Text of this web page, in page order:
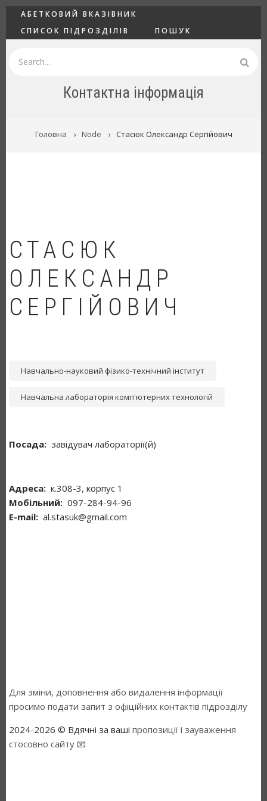
Перейти
основного
ГОЛОВНЕ
АБЕТКОВИЙ ВКАЗІВНИК
СПИСОК ПІДРОЗДІЛІВ
ПОШУК
Контактна інформація
РЯДОК
Головна Node Стасюк Олександр Сергійович
СТАСЮК
ОЛЕКСАНДР
СЕРГІЙОВИЧ
Навчально-науковий фізико-технічний інститут
Навчальна лабораторія комп'ютерних технологій
Посада завідувач лабораторії(й)
Адреса к.308-3, корпус 1
Мобільний 097-284-94-96
Е-mail al.stasuk@gmail.com
Для зміни, доповнення або видалення інформації
просимо подати запит з офіційних контактів підрозділу
2024-2026 © Вдячні за ваші пропозиції і зауваження
стосовно сайту 📧